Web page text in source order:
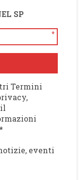
SP
*
Termini
*
eventi